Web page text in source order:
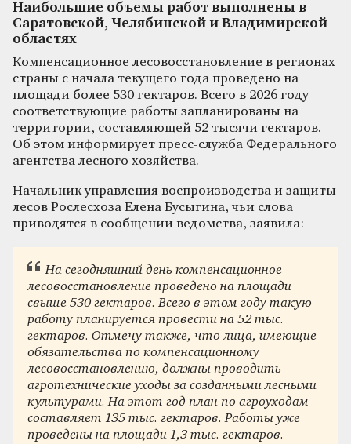
Наибольшие объемы работ выполнены в
Саратовской, Челябинской и Владимирской
областях
Компенсационное лесовосстановление в регионах
страны с начала текущего года проведено на
площади более 530 гектаров. Всего в 2026 году
соответствующие работы запланированы на
территории, составляющей 52 тысячи гектаров.
Об этом информирует пресс-служба Федерального
агентства лесного хозяйства.
Начальник управления воспроизводства и защиты
лесов Рослесхоза Елена Бусыгина, чьи слова
приводятся в сообщении ведомства, заявила:
На сегодняшний день компенсационное
лесовосстановление проведено на площади
свыше 530 гектаров. Всего в этом году такую
работу планируется провести на 52 тыс.
гектаров. Отмечу также, что лица, имеющие
обязательства по компенсационному
лесовосстановлению, должны проводить
агротехнические уходы за созданными лесными
культурами. На этот год план по агроуходам
составляет 135 тыс. гектаров. Работы уже
проведены на площади 1,3 тыс. гектаров.